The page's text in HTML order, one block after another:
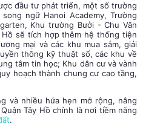
đầu tư phát triển, một số trường
ngữ Hanoi Academy, Trường
Khu trường Bưởi - Chu Văn
sẽ tích hợp thêm hệ thống tiện
mại và các khu mua sắm, giải
thông kỹ thuật số,các khu về
tâm tin học; Khu dân cư và vành
hoạch thành chung cư cao tầng,
và nhiều hứa hẹn mở rộng, nâng
Tây Hồ chính là nơi tiềm năng
.